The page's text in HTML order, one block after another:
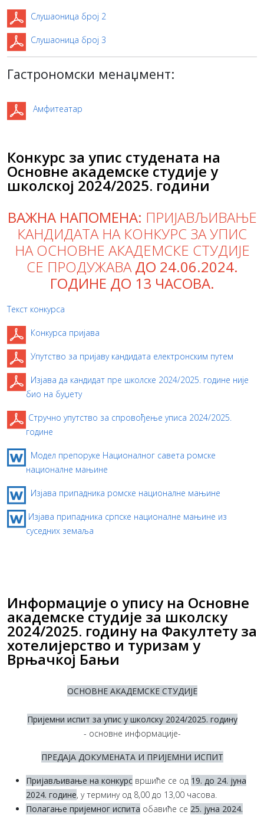
Слушаоница број 2
Слушаоница број 3
Гастрономски менаџмент:
Амфитеатар
Конкурс за упис студената на
Основне академске студије у
школској 2024/2025. години
ВАЖНА НАПОМЕНА: ПРИЈАВЉИВАЊЕ
КАНДИДАТА НА КОНКУРС ЗА УПИС
НА ОСНОВНЕ АКАДЕМСКЕ СТУДИЈЕ
СЕ ПРОДУЖАВАДО 24.06.2024.
ГОДИНЕ ДО 13 ЧАСОВА.
Текст конкурса
Конкурса пријава
Упутство за пријаву кандидата електронским путем
Изјава да кандидат пре школске 2024/2025. године није
био на буџету
Стручно упутство за спровођење уписа 2024/2025.
године
Модел препоруке Националног савета ромске
националне мањине
Изјава припадника ромске националне мањине
Изјава припадника српске националне мањине из
суседних земаља
Информације о упису на Основне
академске студије за школску
2024/2025. годину на Факултету за
хотелијерство и туризам у
Врњачкој Бањи
ОСНОВНЕ АКАДЕМСКЕ СТУДИЈЕ
Пријемни испит за упис у школску 2024/2025. годину
- основне информације-
ПРЕДАЈА ДОКУМЕНАТА И ПРИЈЕМНИ ИСПИТ
Пријављивање на конкурс вршиће се од 19. до 24. јуна
2024. године, у термину од 8,00 до 13,00 часова.
Полагање пријемног испита обавиће се 25. јуна 2024.